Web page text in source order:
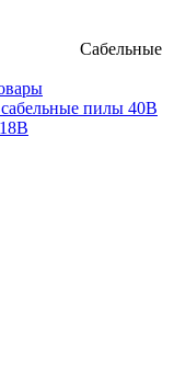
Сабельные
пилы 40В